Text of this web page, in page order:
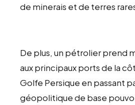
de minerais et de terres
De plus, un pétrolier prend
aux principaux ports de la
Golfe Persique en passant
géopolitique de base